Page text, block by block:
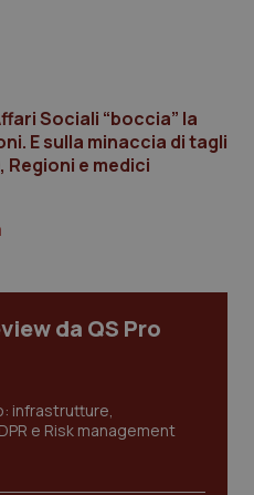
Sociali “boccia” la
E sulla minaccia di tagli
e medici
da QS Pro
infrastrutture,
e Risk management